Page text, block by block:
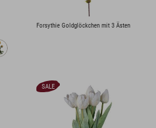
Forsythie Goldglöckchen mit 3 Ästen
SALE